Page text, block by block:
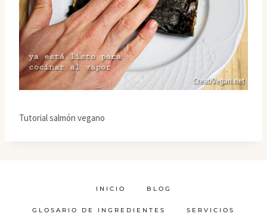
Tutorial salmón vegano
INICIO BLOG
GLOSARIO DE INGREDIENTES SERVICIOS